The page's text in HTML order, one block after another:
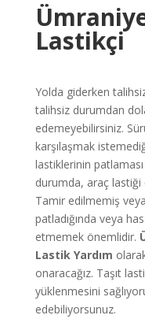
Lastikçi
Yolda giderken
talihsiz durumdan
edemeyebilirsiniz.
karşılaşmak
lastiklerinin
durumda, araç lastiği
Tamir edilmemiş
patladığında veya
etmemek önemlidir.
Lastik Yardım
onaracağız. Taşıt
yüklenmesini
edebiliyorsunuz.